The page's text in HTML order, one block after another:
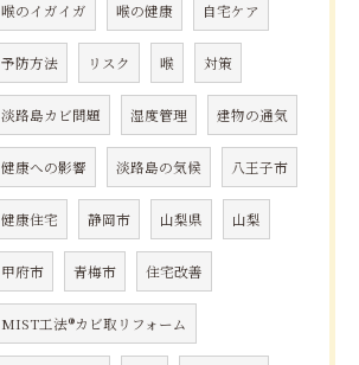
喉のイガイガ 喉の健康 自宅ケア
予防方法 リスク 喉 対策
淡路島カビ問題 湿度管理 建物の通気
健康への影響 淡路島の気候 八王子市
健康住宅 静岡市 山梨県 山梨
甲府市 青梅市 住宅改善
MIST工法®カビ取リフォーム